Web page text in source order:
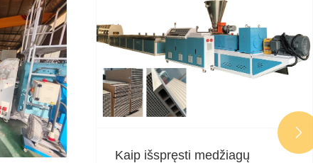
Kaip išspręsti medžiagų
